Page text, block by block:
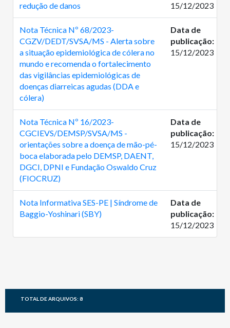
redução de danos
15/12/2023
Nota Técnica Nº 68/2023-
CGZV/DEDT/SVSA/MS - Alerta sobre
a situação epidemiológica de cólera no
mundo e recomenda o fortalecimento
das vigilâncias epidemiológicas de
doenças diarreicas agudas (DDA e
cólera)
Data de
publicação:
15/12/2023
Nota Técnica Nº 16/2023-
CGCIEVS/DEMSP/SVSA/MS -
orientações sobre a doença de mão-pé-
boca elaborada pelo DEMSP, DAENT,
DGCI, DPNI e Fundação Oswaldo Cruz
(FIOCRUZ)
Data de
publicação:
15/12/2023
Nota Informativa SES-PE | Síndrome de
Baggio-Yoshinari (SBY)
Data de
publicação:
15/12/2023
TOTAL DE ARQUIVOS: 8